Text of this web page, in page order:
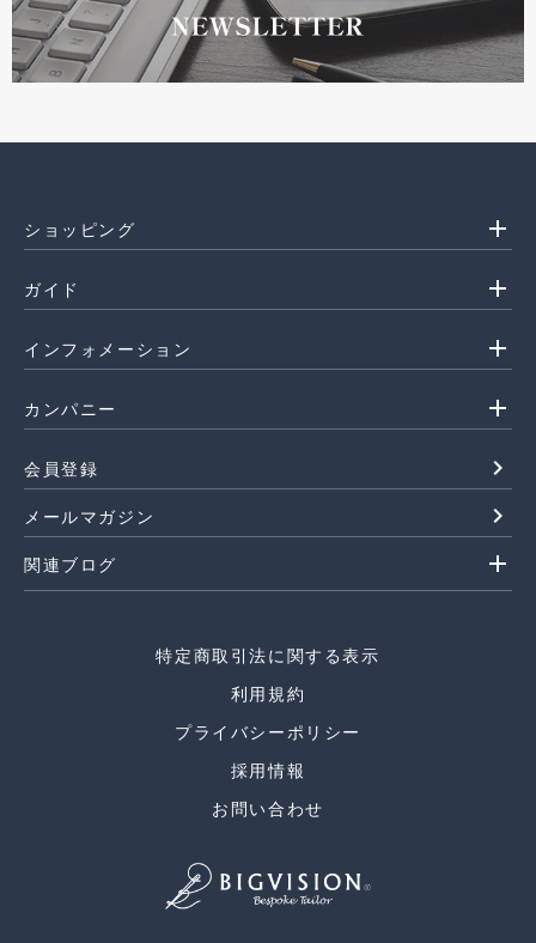
ショッピング add
ガイド add
インフォメーション add
カンパニー add
会員登録 navigate_next
メールマガジン navigate_next
関連ブログ add
特定商取引法に関する表示
利用規約
プライバシーポリシー
採用情報
お問い合わせ